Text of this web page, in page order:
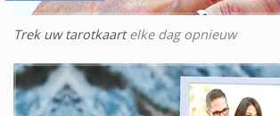
Trek uw tarotkaartelke dag opnieuw